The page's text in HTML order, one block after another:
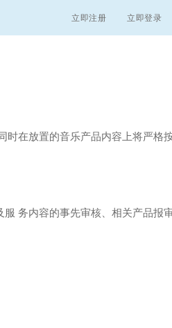
立即注册 立即登录
在放置的音乐产品内容上将严格
务内容的事先审核、相关产品报